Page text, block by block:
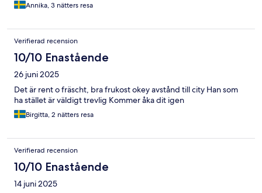
Annika, 3 nätters resa
Verifierad recension
10/10 Enastående
26 juni 2025
Det är rent o fräscht, bra frukost okey avstånd till city Han som
ha stället är väldigt trevlig Kommer åka dit igen
Birgitta, 2 nätters resa
Verifierad recension
10/10 Enastående
14 juni 2025